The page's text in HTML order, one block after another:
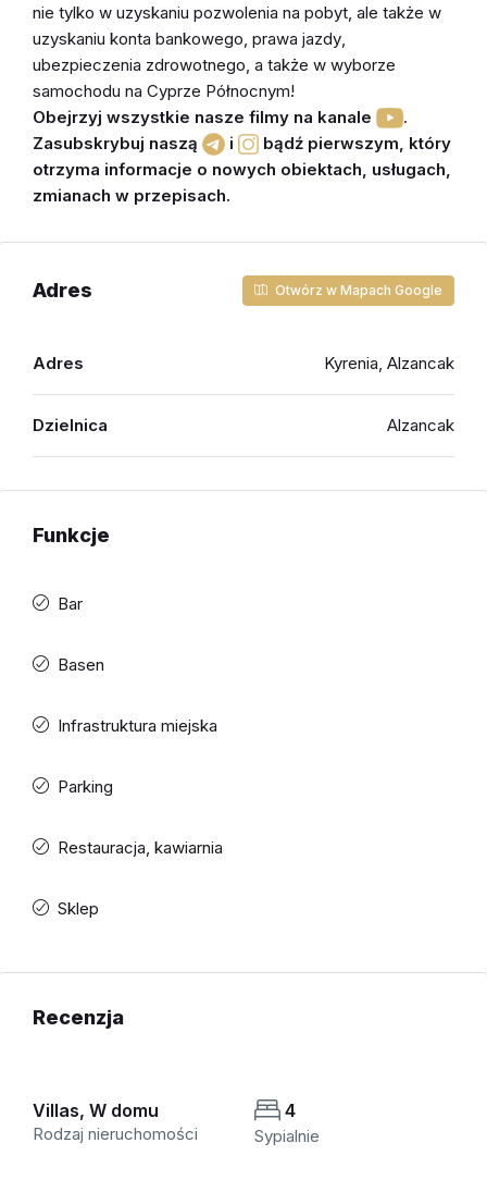
nie tylko w uzyskaniu pozwolenia na pobyt, ale także w
uzyskaniu konta bankowego, prawa jazdy
ubezpieczenia zdrowotnego, a także w wyborze
samochodu na Cyprze Północnym!
Obejrzyj wszystkie nasze filmy na kanale
.
Zasubskrybuj naszą
i bądź pierwszym, który
otrzyma informacje o nowych obiektach, usługach,
zmianach w przepisach.
Adres Otwórz w Mapach Google
Adres Kyrenia, Alzancak
Dzielnica Alzancak
Funkcje
Bar
Basen
Infrastruktura miejska
Parking
Restauracja, kawiarnia
Sklep
Recenzja
Villas, W domu
Rodzaj nieruchomości
4
Sypialnie